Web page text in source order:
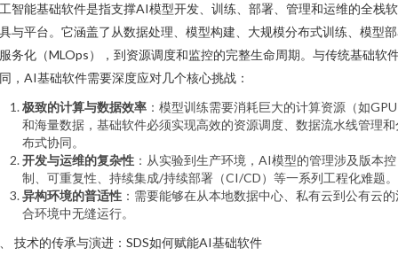
智能基础软件是指支撑AI模型开发、训练、部署、管理和运维的全栈
与平台。它涵盖了从数据处理、模型构建、大规模分布式训练、模型
务化（MLOps），到资源调度和监控的完整生命周期。与传统基础软
，AI基础软件需要深度应对几个核心挑战：
极致的计算与数据效率 ：模型训练需要消耗巨大的计算资源（如
和海量数据，基础软件必须实现高效的资源调度、数据流水线管理和
布式协同。
开发与运维的复杂性 ：从实验到生产环境，AI模型的管理涉及版本控
制、可重复性、持续集成/持续部署（CI/CD）等一系列工程化难题。
异构环境的普适性 ：需要能够在从本地数据中心、私有云到公有云
合环境中无缝运行。
技术的传承与演进：SDS如何赋能AI基础软件